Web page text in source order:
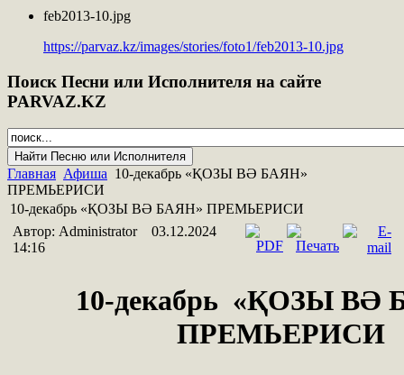
feb2013-10.jpg
https://parvaz.kz/images/stories/foto1/feb2013-10.jpg
Поиск Песни или Исполнителя на сайте
PARVAZ.KZ
Главная Афиша 10-декабрь «ҚОЗЫ ВӘ БАЯН»
ПРЕМЬЕРИСИ
10-декабрь «ҚОЗЫ ВӘ БАЯН» ПРЕМЬЕРИСИ
Автор: Administrator
03.12.2024
14:16
10-декабрь «ҚОЗЫ ВӘ
ПРЕМЬЕРИСИ